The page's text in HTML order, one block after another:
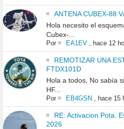
ANTENA CUBEX-88
Hola necesito el
Cubex-...
Por EA1EV, hace 12
REMOTIZAR UNA
FTDX101D
Hola a todos, No sabía
HF...
Por EB4GSN, hace 15
RE: Activacion Pota.
2026